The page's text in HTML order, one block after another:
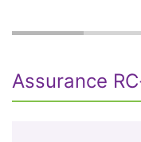
Assurance